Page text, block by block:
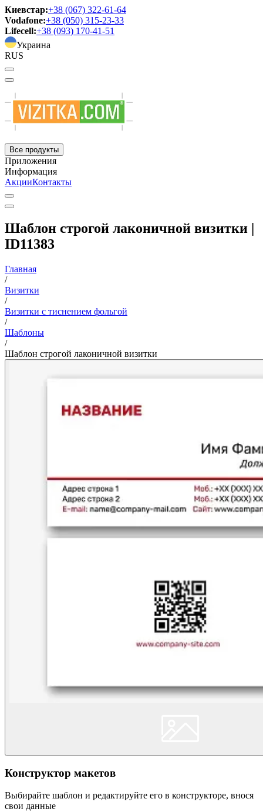
Киевстар:+38 (067) 322-61-64
Vodafone:+38 (050) 315-23-33
Lifecell:+38 (093) 170-41-51
Украина
RUS
Все продукты
Приложения
Информация
АкцииКонтакты
Шаблон строгой лаконичной визитки |
ID11383
Главная
/
Визитки
/
Визитки с тиснением фольгой
/
Шаблоны
/
Шаблон строгой лаконичной визитки
Конструктор макетов
Выбирайте шаблон и редактируйте его в конструкторе, внося
свои данные